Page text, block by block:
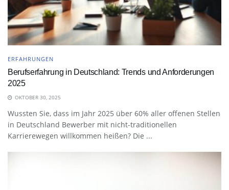
ERFAHRUNGEN
Berufserfahrung in Deutschland: Trends und Anforderungen
2025
OKTOBER 30, 2025
Wussten Sie, dass im Jahr 2025 über 60% aller offenen Stellen
in Deutschland Bewerber mit nicht-traditionellen
Karrierewegen willkommen heißen? Die ...